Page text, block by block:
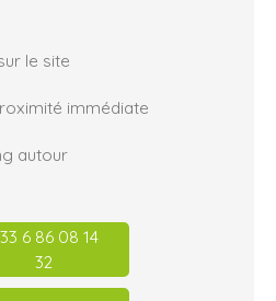
le site
immédiate
autour
6 86 08 14
32